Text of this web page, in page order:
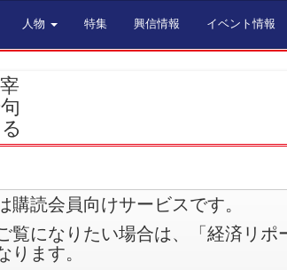
人物 特集 興信情報 イベント情報
購読会員向けサービスです。
覧になりたい場合は、「経済リ
ります。